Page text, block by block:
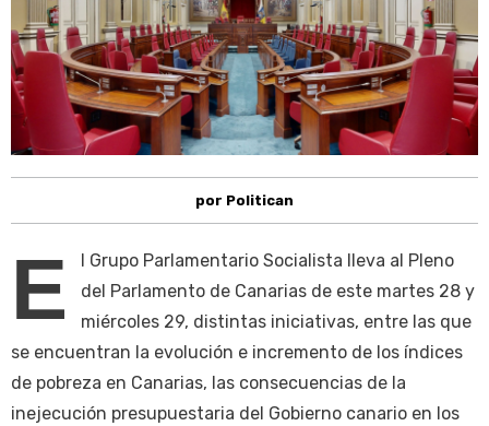
por Politican
E
l Grupo Parlamentario Socialista lleva al Pleno
del Parlamento de Canarias de este martes 28 y
miércoles 29, distintas iniciativas, entre las que
se encuentran la evolución e incremento de los índices
de pobreza en Canarias, las consecuencias de la
inejecución presupuestaria del Gobierno canario en los